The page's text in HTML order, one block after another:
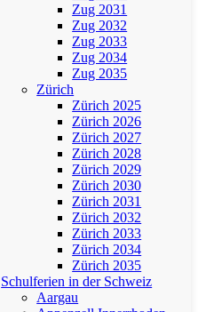
Zug 2031
Zug 2032
Zug 2033
Zug 2034
Zug 2035
Zürich
Zürich 2025
Zürich 2026
Zürich 2027
Zürich 2028
Zürich 2029
Zürich 2030
Zürich 2031
Zürich 2032
Zürich 2033
Zürich 2034
Zürich 2035
Schulferien in der Schweiz
Aargau